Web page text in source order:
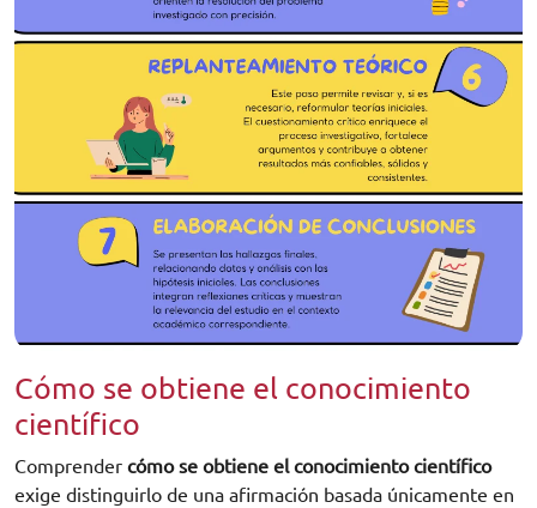
Cómo se obtiene el conocimiento
científico
Comprender cómo se obtiene el conocimiento científico
exige distinguirlo de una afirmación basada únicamente en